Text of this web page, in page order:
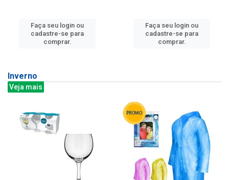
Faça seu login ou
cadastre-se para
comprar.
Faça seu login ou
cadastre-se para
comprar.
Inverno
Veja mais